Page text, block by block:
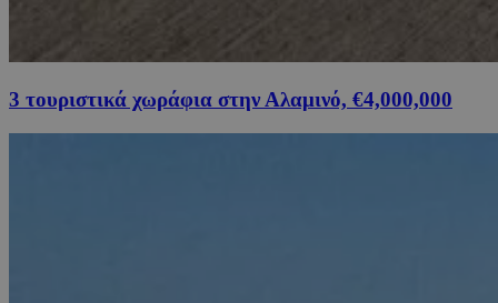
3 τουριστικά χωράφια στην Αλαμινό, €4,000,000